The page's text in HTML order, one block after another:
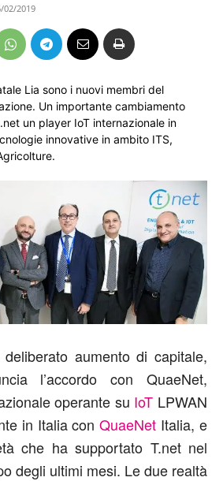
02/2019
Lia sono i nuovi membri del
Un importante cambiamento
un player IoT internazionale in
innovative in ambito ITS,
aumento di capitale,
l’accordo con QuaeNet,
operante su IoT LPWAN
in Italia conQuaeNet Italia, e
che ha supportato T.net nel
degli ultimi mesi. Le due realtà